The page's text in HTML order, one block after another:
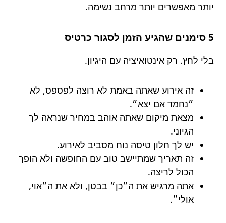
יותר מאפשרים יותר מרחב נשימה.
5 סימנים שהגיע הזמן לסגור כרטיס
בלי לחץ. רק אינטואיציה עם היגיון.
זה אירוע שאתה באמת לא רוצה לפספס, לא
״נחמד אם יצא״.
מצאת מיקום שאתה אוהב במחיר שנראה לך
הגיוני.
יש לך חלון טיסה נוח מסביב לאירוע.
זה תאריך שמתיישב טוב עם החופשה ולא הופך
הכול לריצה.
אתה מרגיש את ה״כן״ בבטן, ולא את ה״אוי,
אולי״.